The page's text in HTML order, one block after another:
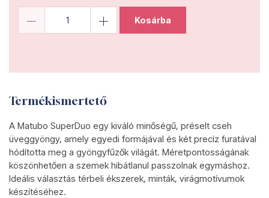
Kosárba
Termékismertető
A Matubo SuperDuo egy kiváló minőségű, préselt cseh
üveggyöngy, amely egyedi formájával és két precíz furatával
hódította meg a gyöngyfűzők világát. Méretpontosságának
köszönhetően a szemek hibátlanul passzolnak egymáshoz.
Ideális választás térbeli ékszerek, minták, virágmotívumok
készítéséhez.